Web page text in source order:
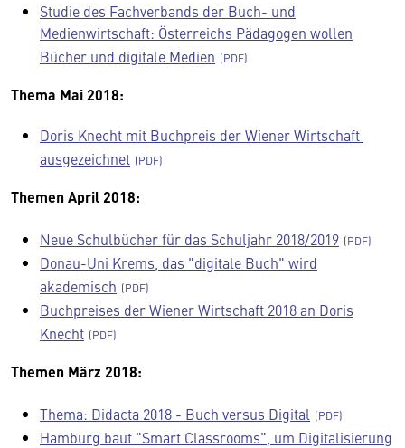
Studie des Fachverbands der Buch- und
Medienwirtschaft: Österreichs Pädagogen wollen
Bücher und digitale Medien
Thema Mai 2018:
Doris Knecht mit Buchpreis der Wiener Wirtschaft
ausgezeichnet
Themen April 2018:
Neue Schulbücher für das Schuljahr 2018/2019
Donau-Uni Krems, das "digitale Buch" wird
akademisch
Buchpreises der Wiener Wirtschaft 2018 an Doris
Knecht
Themen März 2018:
Thema: Didacta 2018 - Buch versus Digital
Hamburg baut "Smart Classrooms", um Digitalisierung